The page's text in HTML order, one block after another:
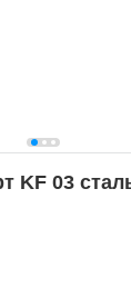
KF 03